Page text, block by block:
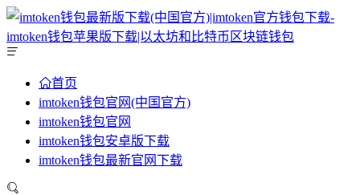
首页
imtoken钱包官网(中国官方)
imtoken钱包官网
imtoken钱包安卓版下载
imtoken钱包最新官网下载